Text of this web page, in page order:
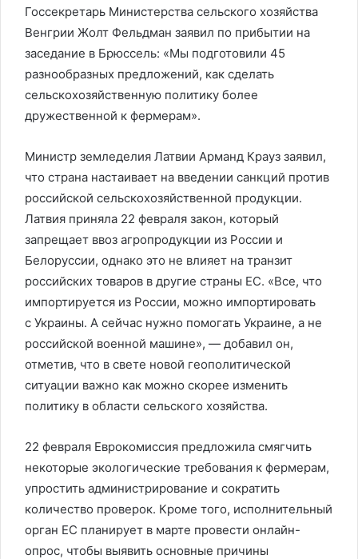
Госсекретарь Министерства сельского хозяйства
Венгрии Жолт Фельдман заявил по прибытии на
заседание в Брюссель: «Мы подготовили 45
разнообразных предложений, как сделать
сельскохозяйственную политику более
дружественной к фермерам».
Министр земледелия Латвии Арманд Крауз заявил,
что страна настаивает на введении санкций против
российской сельскохозяйственной продукции.
Латвия приняла 22 февраля закон, который
запрещает ввоз агропродукции из России и
Белоруссии, однако это не влияет на транзит
российских товаров в другие страны ЕС. «Все, что
импортируется из России, можно импортировать
с Украины. А сейчас нужно помогать Украине, а не
российской военной машине», — добавил он,
отметив, что в свете новой геополитической
ситуации важно как можно скорее изменить
политику в области сельского хозяйства.
22 февраля Еврокомиссия предложила смягчить
некоторые экологические требования к фермерам,
упростить администрирование и сократить
количество проверок. Кроме того, исполнительный
орган ЕС планирует в марте провести онлайн-
опрос, чтобы выявить основные причины